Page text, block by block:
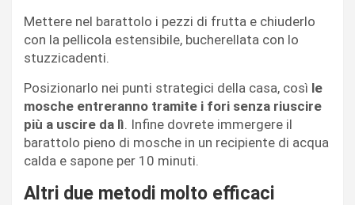
Mettere nel barattolo i pezzi di frutta e chiuderlo
con la pellicola estensibile, bucherellata con lo
stuzzicadenti.
Posizionarlo nei punti strategici della casa, così le
mosche entreranno tramite i fori senza riuscire
più a uscire da lì. Infine dovrete immergere il
barattolo pieno di mosche in un recipiente di acqua
calda e sapone per 10 minuti.
Altri due metodi molto efficaci